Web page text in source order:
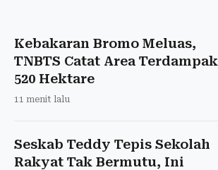
Kebakaran Bromo Meluas,
TNBTS Catat Area Terdampak
520 Hektare
11 menit lalu
Seskab Teddy Tepis Sekolah
Rakyat Tak Bermutu, Ini